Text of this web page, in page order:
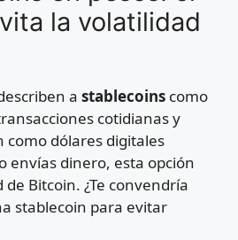
la volatilidad
a stablecoins como
cotidianas y
dólares digitales
envías dinero, esta opción
Bitcoin. ¿Te convendría
stablecoin para evitar